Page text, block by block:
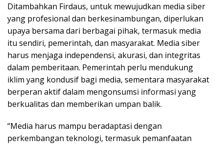
Ditambahkan Firdaus, untuk mewujudkan media siber
yang profesional dan berkesinambungan, diperlukan
upaya bersama dari berbagai pihak, termasuk media
itu sendiri, pemerintah, dan masyarakat. Media siber
harus menjaga independensi, akurasi, dan integritas
dalam pemberitaan. Pemerintah perlu mendukung
iklim yang kondusif bagi media, sementara masyarakat
berperan aktif dalam mengonsumsi informasi yang
berkualitas dan memberikan umpan balik.
“Media harus mampu beradaptasi dengan
perkembangan teknologi, termasuk pemanfaatan